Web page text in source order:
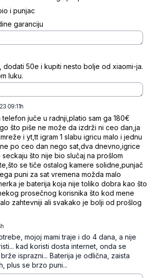
i punjac
garanciju
dodati 50e i kupiti nesto bolje od xiaomi-ja.
luku.
09:11h
juče u radnji,platio sam ga 180€
što piše ne može da izdrži ni ceo dan,ja
i yt,tt igram 1 slabu igricu malo i jednu
po ceo dan nego sat,dva dnevno,igrice
što nije bio slučaj na prošlom
se tiče ostalog kamere solidne,punjač
puni za sat vremena možda malo
je baterija koja nije toliko dobra kao što
prosečnog korisnika što kod mene
zahtevniji ali svakako je bolji od prošlog
mojoj mami traje i do 4 dana, a nije
kad koristi dosta internet, onda se
isprazni... Baterija je odlična, zaista
plus se brzo puni...